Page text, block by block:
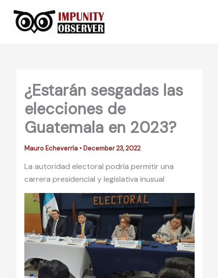
content
¿Estarán sesgadas las
elecciones de
Guatemala en 2023?
Mauro Echeverría • December 23, 2022
La autoridad electoral podría permitir una
carrera presidencial y legislativa inusual